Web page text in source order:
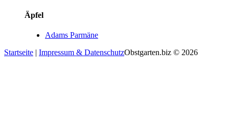
Äpfel
Adams Parmäne
Startseite | Impressum & DatenschutzObstgarten.biz © 2026